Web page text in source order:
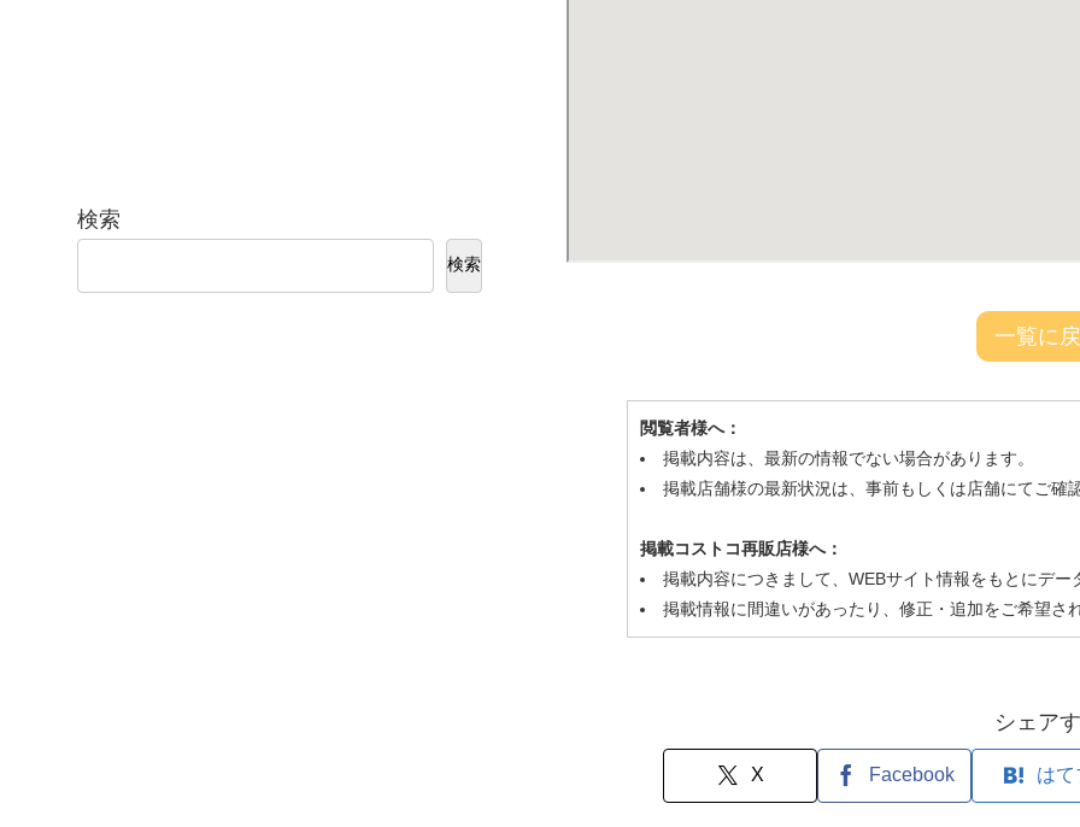
一覧に
閲覧者様へ：
掲載内容は、最新の情報でない場合があります。
掲載店舗様の最新状況は、事前もしくは店舗にてご確
掲載コストコ再販店様へ：
掲載内容につきまして、WEBサイト情報をもとにデー
掲載情報に間違いがあったり、修正・追加をご希望さ
シェア
X Facebook はて
検索
検索